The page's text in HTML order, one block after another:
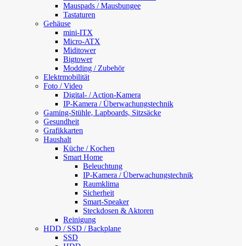
Mauspads / Mausbungee
Tastaturen
Gehäuse
mini-ITX
Micro-ATX
Miditower
Bigtower
Modding / Zubehör
Elektrmobilität
Foto / Video
Digital- / Action-Kamera
IP-Kamera / Überwachungstechnik
Gaming-Stühle, Lapboards, Sitzsäcke
Gesundheit
Grafikkarten
Haushalt
Küche / Kochen
Smart Home
Beleuchtung
IP-Kamera / Überwachungstechnik
Raumklima
Sicherheit
Smart-Speaker
Steckdosen & Aktoren
Reinigung
HDD / SSD / Backplane
SSD